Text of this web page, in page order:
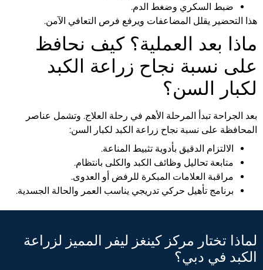
ضبط السكري وضغط الدم.
هذا التحضير يقلل المضاعفات ويرفع فرص التعافي الآمن.
ماذا بعد العملية؟ كيف نحافظ
على نسبة نجاح زراعة الكبد
لكبار السن؟
بعد الجراحة تبدأ المرحلة الأهم في رحلة العلاج. وتشمل عناصر
المحافظة على نسبة نجاح زراعة الكبد لكبار السن:
الالتزام الدقيق بأدوية تثبيط المناعة.
متابعة تحاليل وظائف الكبد والكلى بانتظام.
مراقبة العلامات المبكرة للرفض أو العدوى.
برنامج تأهيل حركي تدريجي يناسب العمر والحالة الجسدية.
لماذا تختار مركز كينغز ليفر المميز لزراعة
الكبد في دبي؟